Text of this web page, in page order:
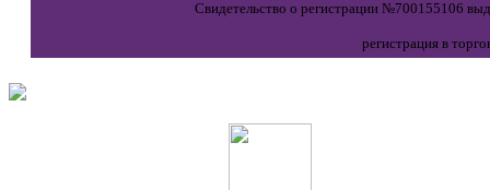
Свидетельство о регистрации №700155106
регистрация в